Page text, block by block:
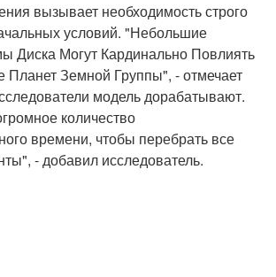
вызывает необходимость строго
условий. "Небольшие
Диска Могут Кардинально Повлиять
Планет Земной Группы", - отмечает
модель дорабатывают.
количество
времени, чтобы перебрать все
- добавил исследователь.